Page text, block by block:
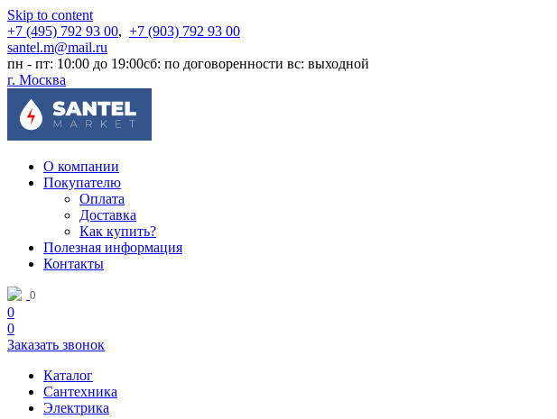
Skip to content
+7 (495) 792 93 00, +7 (903) 792 93 00
santel.m@mail.ru
пн - пт: 10:00 до 19:00сб: по договоренности вс: выходной
г. Москва
О компании
Покупателю
Оплата
Доставка
Как купить?
Полезная информация
Контакты
0
0
0
Заказать звонок
Каталог
Сантехника
Электрика